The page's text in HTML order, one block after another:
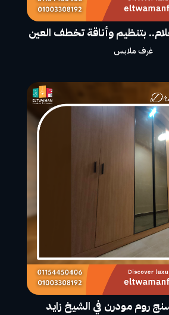
بتنظيم وأناقة تخطف العين
غرف ملابس
روم مودرن في الشيخ زايد